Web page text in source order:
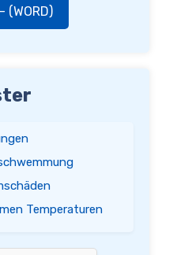
(WORD)
Temperaturen